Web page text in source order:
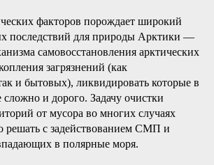
«Полярная звезда» [25]), остров
клевер» [26]) и Землю
«Арктический трилистник» [27]),
на другие арктические территории.
для строительства и поддержания
инфраструктуры, в
обеспечивается именно за счет
морского пути.